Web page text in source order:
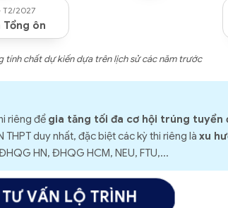
riêng để gia tăng tối đa cơ hội trúng tuyển
duy nhất, đặc biệt các kỳ thi riêng là xu
HN, ĐHQG HCM, NEU, FTU,...
T2/2027
Tổng ôn
tính chất dự kiến dựa trên lịch sử các năm trước
TƯ VẤN LỘ TRÌNH